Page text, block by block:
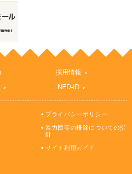
採用情報
NED-ID
プライバシーポリシー
暴力団等の排除についての指
針
サイト利用ガイド